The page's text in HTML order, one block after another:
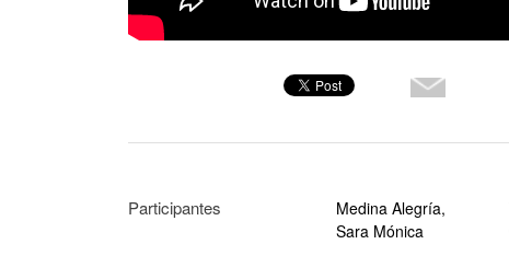
Participantes
Medina Alegría,
Sara Mónica